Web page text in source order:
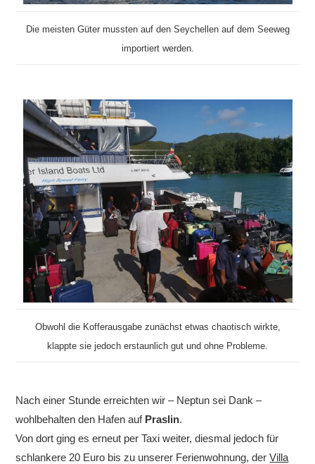
Die meisten Güter mussten auf den Seychellen auf dem Seeweg
importiert werden.
Obwohl die Kofferausgabe zunächst etwas chaotisch wirkte,
klappte sie jedoch erstaunlich gut und ohne Probleme.
Nach einer Stunde erreichten wir – Neptun sei Dank –
wohlbehalten den Hafen auf Praslin.
Von dort ging es erneut per Taxi weiter, diesmal jedoch für
schlankere 20 Euro bis zu unserer Ferienwohnung, derVilla